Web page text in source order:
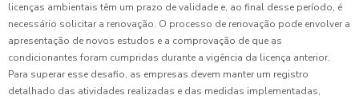
licenças ambientais têm um prazo de validade e, ao final desse período, é
necessário solicitar a renovação. O processo de renovação pode envolver a
apresentação de novos estudos e a comprovação de que as
condicionantes foram cumpridas durante a vigência da licença anterior.
Para superar esse desafio, as empresas devem manter um registro
detalhado das atividades realizadas e das medidas implementadas,